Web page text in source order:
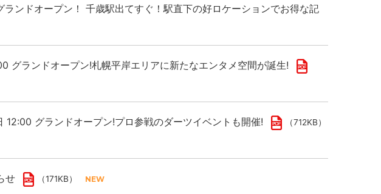
ランドオープン！ 千歳駅出てすぐ！駅直下の好ロケーションでお得な記
グランドオープン!札幌平岸エリアに新たなエンタメ空間が誕生!
12:00 グランドオープン!プロ参戦のダーツイベントも開催! （712KB）
せ （171KB）